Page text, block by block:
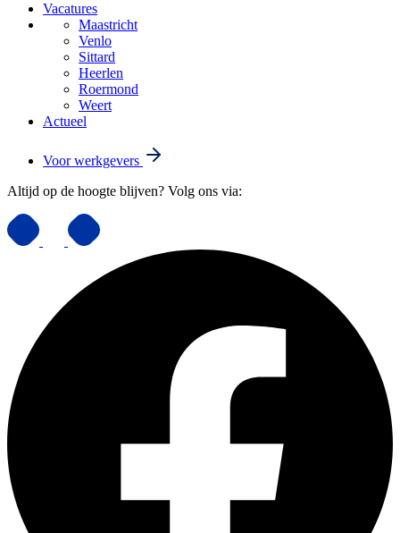
Vacatures
Maastricht
Venlo
Sittard
Heerlen
Roermond
Weert
Actueel
Voor werkgevers
Altijd op de hoogte blijven? Volg ons via: